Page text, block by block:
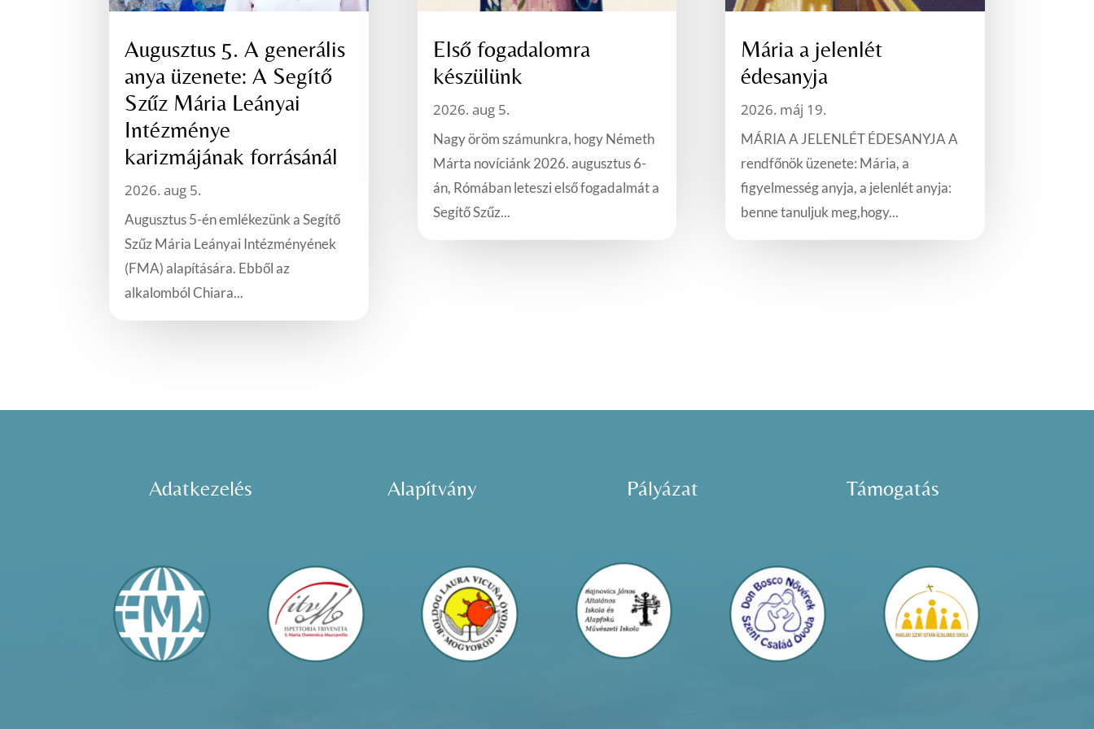
Augusztus 5. A generális
anya üzenete: A Segítő
Szűz Mária Leányai
Intézménye
karizmájának forrásánál
2026. aug 5.
Augusztus 5-én emlékezünk a Segítő
Szűz Mária Leányai Intézményének
(FMA) alapítására. Ebből az
alkalomból Chiara...
Első fogadalomra
készülünk
2026. aug 5.
Nagy öröm számunkra, hogy Németh
Márta novíciánk 2026. augusztus 6-
án, Rómában leteszi első fogadalmát a
Segítő Szűz...
Mária a jelenlét
édesanyja
2026. máj 19.
MÁRIA A JELENLÉT ÉDESANYJA A
rendfőnök üzenete: Mária, a
figyelmesség anyja, a jelenlét anyja:
benne tanuljuk meg,hogy...
Adatkezelés Alapítvány Pályázat Támogatás